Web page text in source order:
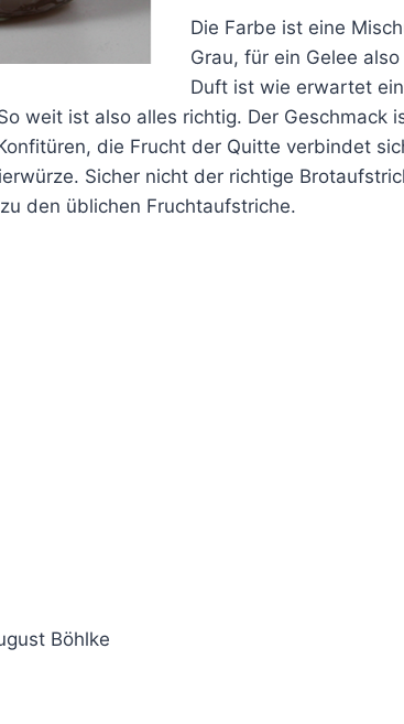
Die Farbe ist eine
Grau, für ein Gelee
Duft ist wie erwartet
weit ist also alles richtig. Der Geschmack
die Frucht der Quitte verbindet
Sicher nicht der richtige
den üblichen Fruchtaufstriche.
Böhlke